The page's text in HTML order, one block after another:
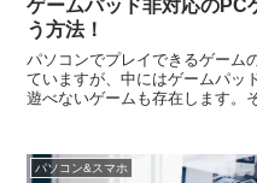
ゲームパッド非対応のPC
う方法！
パソコンでプレイできるゲーム
ていますが、中にはゲームパッ
遊べないゲームも存在します。
パソコン&スマホ